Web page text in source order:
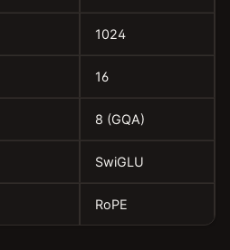
1024
16
8 (GQA)
SwiGLU
RoPE